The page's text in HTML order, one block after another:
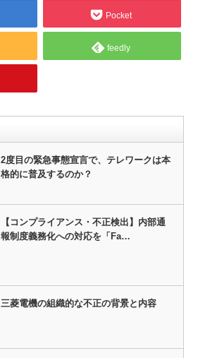
Pocket
feedly
2度目の緊急事態宣言で、テレワークは本
格的に普及するのか？
【コンプライアンス・不正検出】内部通
報制度義務化への対応を「Fa…
三菱電機の組織的な不正の背景と内容